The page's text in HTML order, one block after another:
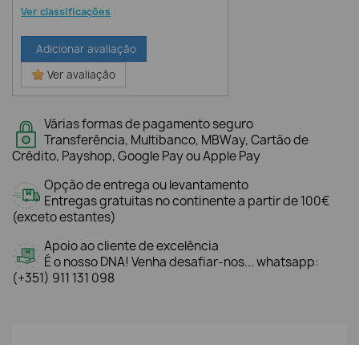
Ver classificações
Adicionar avaliação
Ver avaliação
Várias formas de pagamento seguro
Transferência, Multibanco, MBWay, Cartão de
Crédito, Payshop, Google Pay ou Apple Pay
Opção de entrega ou levantamento
Entregas gratuitas no continente a partir de 100€
(exceto estantes)
Apoio ao cliente de excelência
É o nosso DNA! Venha desafiar-nos... whatsapp:
(+351) 911 131 098